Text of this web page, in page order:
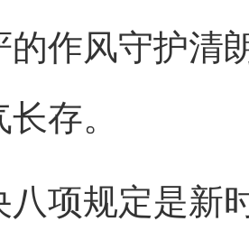
的作风守护清
存。
规定是新时